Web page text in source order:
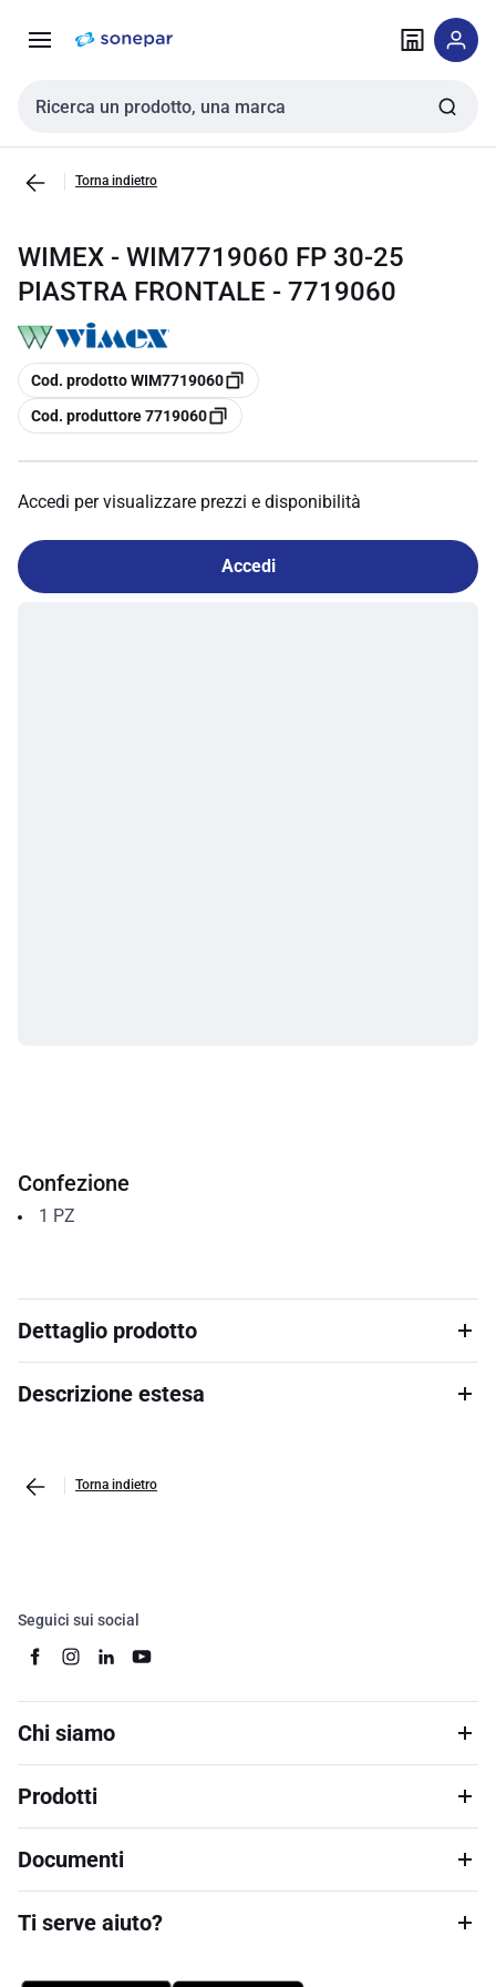
navigazione alla
Cerca input
Torna indietro
WIMEX - WIM7719060 FP 30-25
PIASTRA FRONTALE - 7719060
copia
Cod. prodotto WIM7719060
copia
Cod. produttore 7719060
Accedi per visualizzare prezzi e disponibilità
Accedi
Confezione
1 PZ
Dettaglio prodotto
Descrizione estesa
Torna indietro
Seguici sui social
Chi siamo
Prodotti
Documenti
Ti serve aiuto?